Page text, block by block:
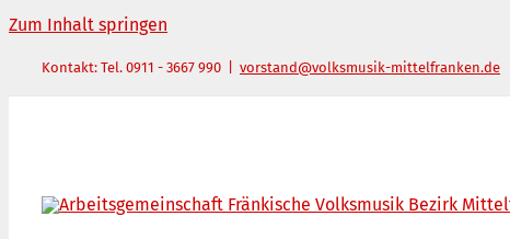
Zum Inhalt springen
Kontakt: Tel. 0911 - 3667 990 vorstand@volksmusik-mittelfranken.de